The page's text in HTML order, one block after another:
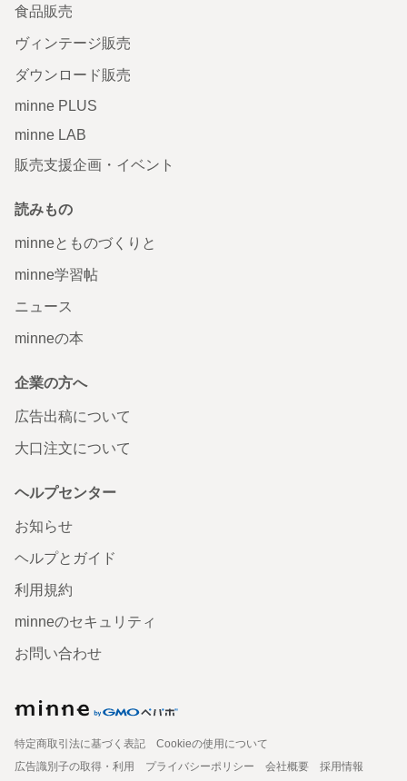
食品販売
ヴィンテージ販売
ダウンロード販売
minne PLUS
minne LAB
販売支援企画・イベント
読みもの
minneとものづくりと
minne学習帖
ニュース
minneの本
企業の方へ
広告出稿について
大口注文について
ヘルプセンター
お知らせ
ヘルプとガイド
利用規約
minneのセキュリティ
お問い合わせ
特定商取引法に基づく表記
Cookieの使用について
広告識別子の取得・利用
プライバシーポリシー 会社概要
採用情報